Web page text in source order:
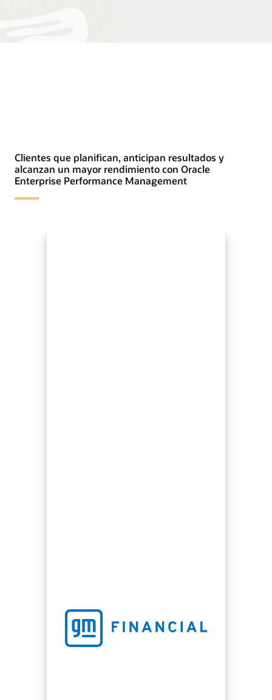
Clientes que planifican, anticipan resultados y
alcanzan un mayor rendimiento con Oracle
Enterprise Performance Management